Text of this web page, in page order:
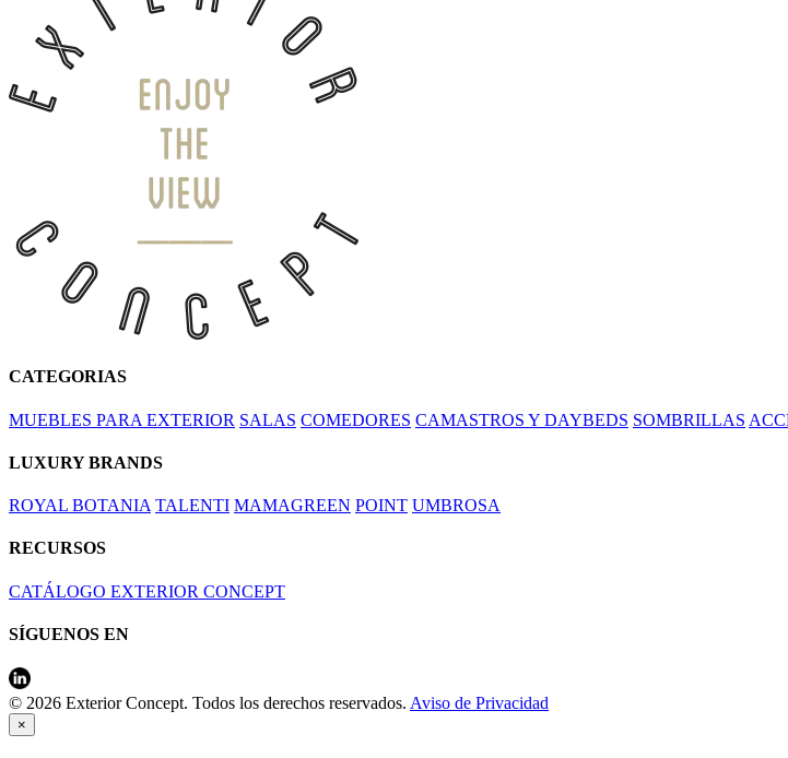
CATEGORIAS
MUEBLES PARA EXTERIOR SALAS COMEDORES CAMASTROS Y DAYBEDS SOMBRILLAS
LUXURY BRANDS
ROYAL BOTANIA TALENTI MAMAGREEN POINT UMBROSA
RECURSOS
CATÁLOGO EXTERIOR CONCEPT
SÍGUENOS EN
© 2026 Exterior Concept. Todos los derechos reservados. Aviso de Privacidad
×